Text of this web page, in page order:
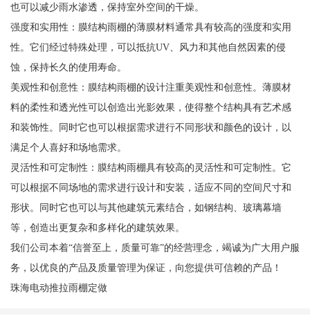
也可以减少雨水渗透，保持室外空间的干燥。
强度和实用性：膜结构雨棚的薄膜材料通常具有较高的强度和实用
性。它们经过特殊处理，可以抵抗UV、风力和其他自然因素的侵
蚀，保持长久的使用寿命。
美观性和创意性：膜结构雨棚的设计注重美观性和创意性。薄膜材
料的柔性和透光性可以创造出光影效果，使得整个结构具有艺术感
和装饰性。同时它也可以根据需求进行不同形状和颜色的设计，以
满足个人喜好和场地需求。
灵活性和可定制性：膜结构雨棚具有较高的灵活性和可定制性。它
可以根据不同场地的需求进行设计和安装，适应不同的空间尺寸和
形状。同时它也可以与其他建筑元素结合，如钢结构、玻璃幕墙
等，创造出更复杂和多样化的建筑效果。
我们公司本着“信誉至上，质量可靠”的经营理念，竭诚为广大用户服
务，以优良的产品及质量管理为保证，向您提供可信赖的产品！
珠海电动推拉雨棚定做